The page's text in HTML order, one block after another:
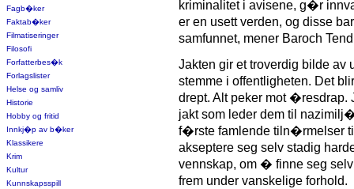
Fagb�ker
Faktab�ker
Filmatiseringer
Filosofi
Forfatterbes�k
Forlagslister
Helse og samliv
Historie
Hobby og fritid
Innkj�p av b�ker
Klassikere
Krim
Kultur
Kunnskapsspill
kriminalitet i avisene, g�r
er en usett verden, og disse
samfunnet, mener Baroch
Jakten gir et troverdig bilde
stemme i offentligheten. Det
drept. Alt peker mot �resdrap.
jakt som leder dem til
f�rste famlende tiln�rmelser
akseptere seg selv stadig
vennskap, om � finne seg
frem under vanskelige forhold.